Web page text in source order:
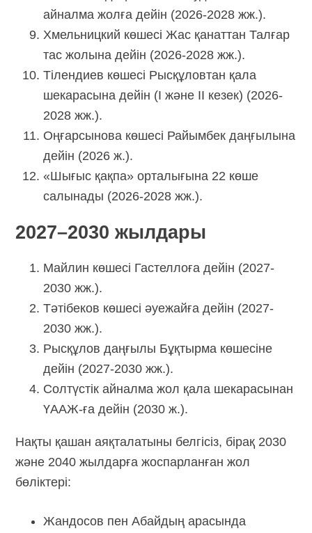
айналма жолға дейін (2026-2028 жж.).
Хмельницкий көшесі Жас қанаттан Талғар
тас жолына дейін (2026-2028 жж.).
Тілендиев көшесі Рысқұловтан қала
шекарасына дейін (І және ІІ кезек) (2026-
2028 жж.).
Оңғарсынова көшесі Райымбек даңғылына
дейін (2026 ж.).
«Шығыс қақпа» орталығына 22 көше
салынады (2026-2028 жж.).
2027–2030 жылдары
Майлин көшесі Гастеллоға дейін (2027-
2030 жж.).
Тәтібеков көшесі әуежайға дейін (2027-
2030 жж.).
Рысқұлов даңғылы Бұқтырма көшесіне
дейін (2027-2030 жж.).
Солтүстік айналма жол қала шекарасынан
ҮААЖ-ға дейін (2030 ж.).
Нақты қашан аяқталатыны белгісіз, бірақ 2030
және 2040 жылдарға жоспарланған жол
бөліктері:
Жандосов пен Абайдың арасында